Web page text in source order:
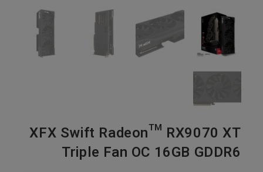
XFX Swift Radeon™ RX9070 XT
Triple Fan OC 16GB GDDR6